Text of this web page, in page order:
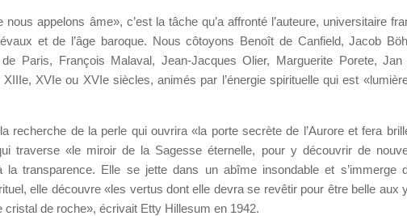
appelons âme», c’est la tâche qu’a affronté l’auteure, universitaire
et de l’âge baroque. Nous côtoyons Benoît de Canfield, Jacob
Paris, François Malaval, Jean-Jacques Olier, Marguerite Porete, Jan
XVIe ou XVIe siècles, animés par l’énergie spirituelle qui est
recherche de la perle qui ouvrira «la porte secrète de l’Aurore et fera
traverse «le miroir de la Sagesse éternelle, pour y découvrir de
la transparence. Elle se jette dans un abîme insondable et s’immerge
elle découvre «les vertus dont elle devra se revêtir pour être belle aux
de roche», écrivait Etty Hillesum en 1942.